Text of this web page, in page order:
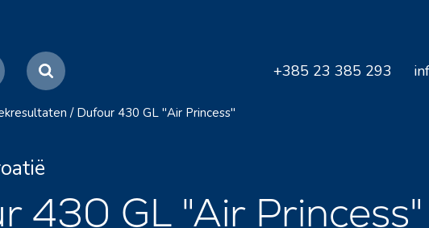
+385 23 385 293
/ Dufour 430 GL "Air Princess"
430 GL "Air Princess"